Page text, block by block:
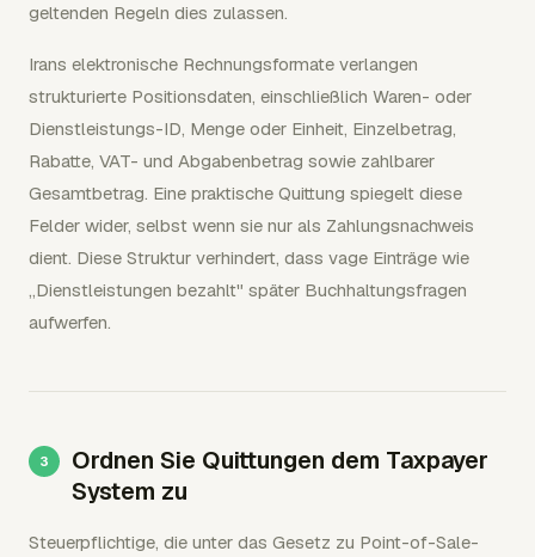
geltenden Regeln dies zulassen.
Irans elektronische Rechnungsformate verlangen
strukturierte Positionsdaten, einschließlich Waren- oder
Dienstleistungs-ID, Menge oder Einheit, Einzelbetrag,
Rabatte, VAT- und Abgabenbetrag sowie zahlbarer
Gesamtbetrag. Eine praktische Quittung spiegelt diese
Felder wider, selbst wenn sie nur als Zahlungsnachweis
dient. Diese Struktur verhindert, dass vage Einträge wie
„Dienstleistungen bezahlt" später Buchhaltungsfragen
aufwerfen.
Ordnen Sie Quittungen dem Taxpayer
System zu
Steuerpflichtige, die unter das Gesetz zu Point-of-Sale-